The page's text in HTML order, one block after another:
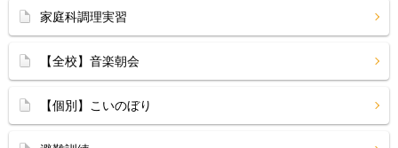
家庭科調理実習
【全校】音楽朝会
【個別】こいのぼり